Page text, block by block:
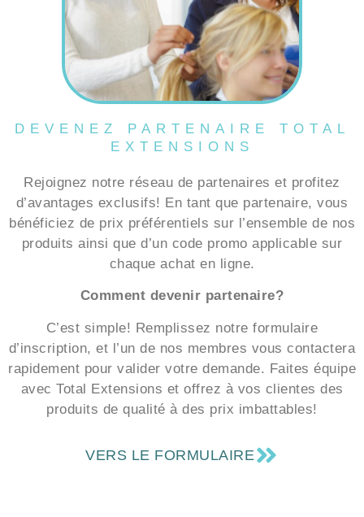
DEVENEZ PARTENAIRE TOTAL
EXTENSIONS
Rejoignez notre réseau de partenaires et profitez
d’avantages exclusifs! En tant que partenaire, vous
bénéficiez de prix préférentiels sur l’ensemble de nos
produits ainsi que d’un code promo applicable sur
chaque achat en ligne.
Comment devenir partenaire?
C’est simple! Remplissez notre formulaire
d’inscription, et l’un de nos membres vous contactera
rapidement pour valider votre demande. Faites équipe
avec Total Extensions et offrez à vos clientes des
produits de qualité à des prix imbattables!
VERS LE FORMULAIRE